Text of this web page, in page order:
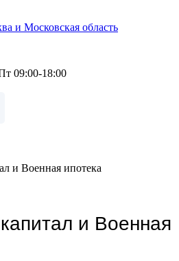
и Московская область
09:00-18:00
и Военная ипотека
и Военная